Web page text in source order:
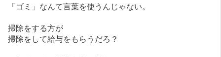
「ゴミ」なんて言葉を使うんじゃない。
掃除をする方が
掃除をして給与をもらうだろ？